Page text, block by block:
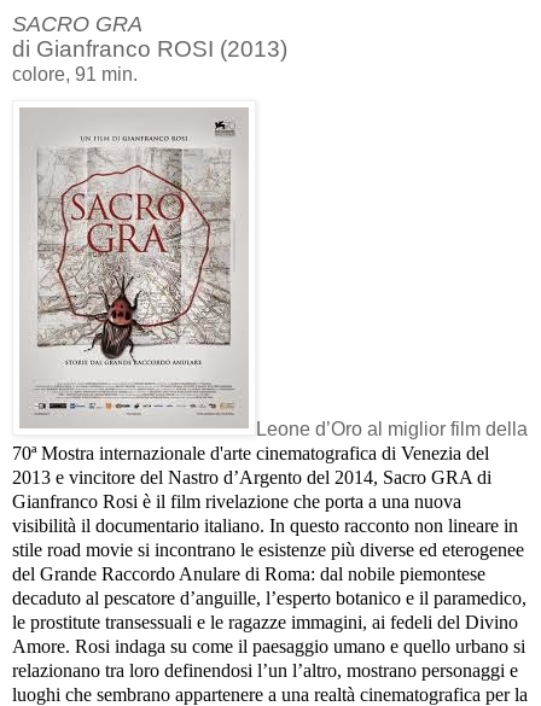
SACRO GRA
di Gianfranco ROSI (2013)
colore, 91 min.
Leone d’Oro al miglior film della
70ª Mostra internazionale d'arte cinematografica di Venezia del
2013 e vincitore del Nastro d’Argento del 2014, Sacro GRA di
Gianfranco Rosi è il film rivelazione che porta a una nuova
visibilità il documentario italiano. In questo racconto non lineare in
stile road movie si incontrano le esistenze più diverse ed eterogenee
del Grande Raccordo Anulare di Roma: dal nobile piemontese
decaduto al pescatore d’anguille, l’esperto botanico e il paramedico,
le prostitute transessuali e le ragazze immagini, ai fedeli del Divino
Amore. Rosi indaga su come il paesaggio umano e quello urbano si
relazionano tra loro definendosi l’un l’altro, mostrano personaggi e
luoghi che sembrano appartenere a una realtà cinematografica per la